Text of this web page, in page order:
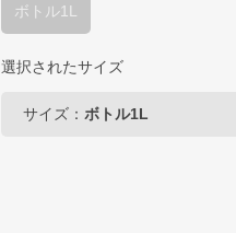
ボトル1L
選択されたサイズ
サイズ： ボトル1L